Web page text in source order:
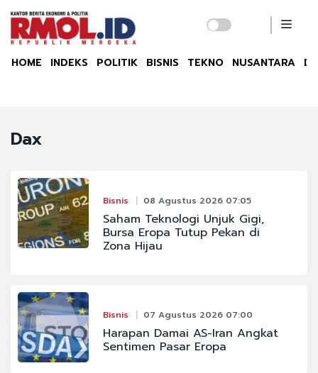
HOME INDEKS POLITIK BISNIS TEKNO NUSANTARA
Dax
Bisnis 08 Agustus 2026 07:05
Saham Teknologi Unjuk Gigi,
Bursa Eropa Tutup Pekan di
Zona Hijau
Bisnis 07 Agustus 2026 07:00
Harapan Damai AS-Iran Angkat
Sentimen Pasar Eropa